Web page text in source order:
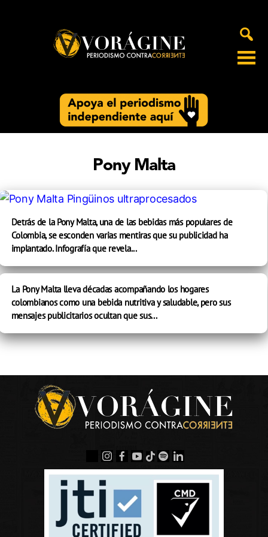
Pony Malta
Detrás de la Pony Malta, una de las bebidas más populares de
Colombia, se esconden varias mentiras que su publicidad ha
implantado. Infografía que revela...
La Pony Malta lleva décadas acompañando los hogares
colombianos como una bebida nutritiva y saludable, pero sus
mensajes publicitarios ocultan que sus...